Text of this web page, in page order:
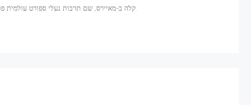
קלה ב-מאיירס, שם תרבות נעלי ספורט עולמית פוגשת שירות אמין ושביעות רצון לקוחות בכל קנייה.